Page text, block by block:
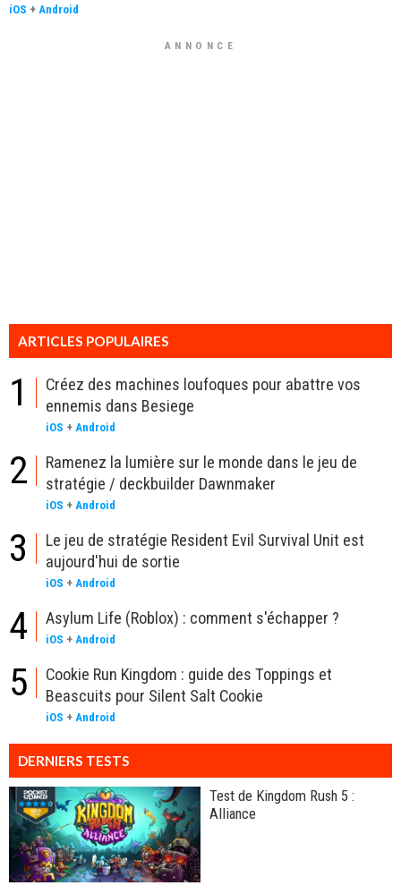
iOS + Android
ANNONCE
ARTICLES POPULAIRES
1
Créez des machines loufoques pour abattre vos
ennemis dans Besiege
iOS + Android
2
Ramenez la lumière sur le monde dans le jeu de
stratégie / deckbuilder Dawnmaker
iOS + Android
3
Le jeu de stratégie Resident Evil Survival Unit est
aujourd'hui de sortie
iOS + Android
4 Asylum Life (Roblox) : comment s'échapper ?
iOS + Android
5
Cookie Run Kingdom : guide des Toppings et
Beascuits pour Silent Salt Cookie
iOS + Android
DERNIERS TESTS
Test de Kingdom Rush 5 :
Alliance